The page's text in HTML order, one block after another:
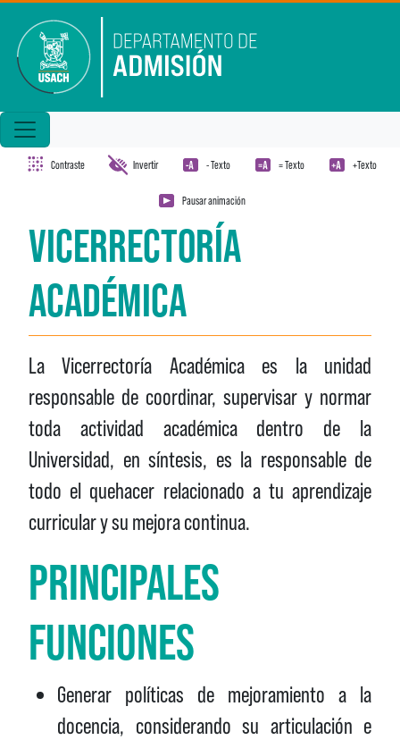
Contraste Invertir - Texto = Texto +Texto
Pausar animación
VICERRECTORÍA
ACADÉMICA
La Vicerrectoría Académica es la unidad
responsable de coordinar, supervisar y normar
toda actividad académica dentro de la
Universidad, en síntesis, es la responsable de
todo el quehacer relacionado a tu aprendizaje
curricular y su mejora continua.
PRINCIPALES
FUNCIONES
Generar políticas de mejoramiento a la
docencia, considerando su articulación e